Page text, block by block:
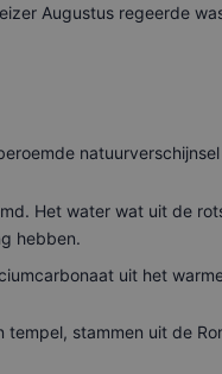
Augustus regeerde
Het water wat uit de
hebben.
uit het
stammen uit de